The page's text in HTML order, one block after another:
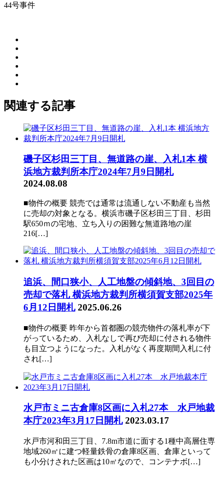
44号事件
関連する記事
磯子区杉田三丁目、無道路の崖、入札1本 横
浜地方裁判所本庁2024年7月9日開札
2024.08.08
■物件の概要 競売では通常は流通しない不動産も当然
に売却の対象となる。横浜市磯子区杉田三丁目、杉田
駅650ｍの宅地、立ち入りの困難な無道路地の崖
216[…]
追浜、間口狭小、人工地盤の傾斜地、3回目の
売却で落札 横浜地方裁判所横須賀支部2025年
6月12日開札 2025.06.26
■物件の概要 昨年から首都圏の競売物件の落札率が下
がっているため、入札なしで再び売却に付される物件
も目立つようになった。入札がなく再度期間入札に付
され[…]
水戸市ミニ古倉庫8区画に入札27本 水戸地裁
本庁2023年3月17日開札 2023.03.17
水戸市河和田三丁目、7.8m市道に面する1種中高層住専
地域260㎡に建つ軽量鉄骨の倉庫8区画、倉庫といって
も小分けされた区画は10㎡なので、コンテナボ[…]